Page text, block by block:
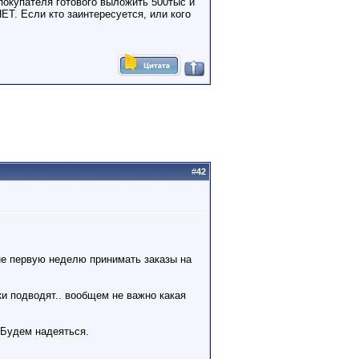
Если кто заинтересуется, или кого
#42
первую неделю принимать заказы на
подводят.. вообщем не важно какая
надеяться.